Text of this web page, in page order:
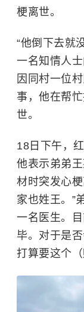
梗离世。
“他倒下去就
一名知情人
因同村一位
事，他在帮
世。
18日下午，
他表示弟弟
材时突发心
家也姓王。”
一名医生。
毕。对于是
打算要这个